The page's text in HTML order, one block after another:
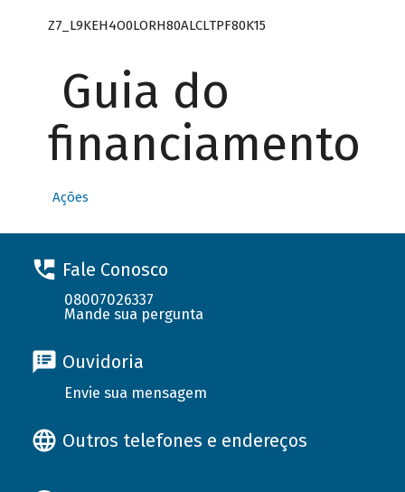
Z7_L9KEH4O0LORH80ALCLTPF80K15
Guia do
financiamento
Ações
Fale Conosco
08007026337
Mande sua pergunta
Ouvidoria
Envie sua mensagem
Outros telefones e endereços